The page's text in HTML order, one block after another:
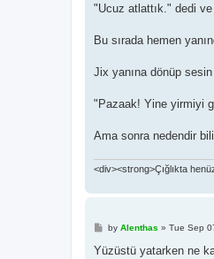
"Ucuz atlattık." dedi ve
Bu sırada hemen
Jix yanına dönüp
"Pazaak! Yine yirmiyi
Ama sonra nedendir
<div><strong>Çığlıkta
P
s
by Alenthas » Tue Sep
Yüzüstü yatarken ne